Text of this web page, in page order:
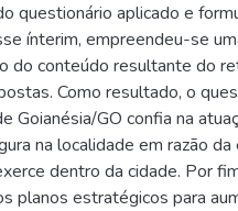
questionário aplicado e
ínterim, empreendeu-se
do conteúdo resultante do
Como resultado, o
Goianésia/GO confia na
na localidade em razão da
dentro da cidade. Por
planos estratégicos para